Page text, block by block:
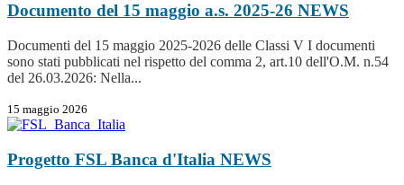
Documento del 15 maggio a.s. 2025-26 NEWS
Documenti del 15 maggio 2025-2026 delle Classi V I documenti
sono stati pubblicati nel rispetto del comma 2, art.10 dell'O.M. n.54
del 26.03.2026: Nella...
15 maggio 2026
Progetto FSL Banca d'Italia NEWS